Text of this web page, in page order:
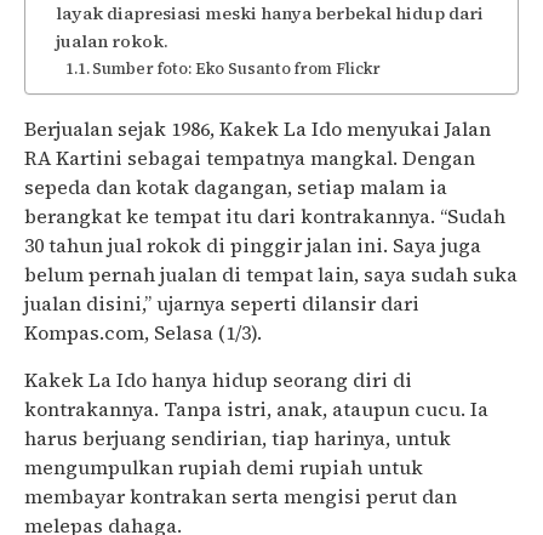
layak diapresiasi meski hanya berbekal hidup dari
jualan rokok.
Sumber foto: Eko Susanto from Flickr
Berjualan sejak 1986, Kakek La Ido menyukai Jalan
RA Kartini sebagai tempatnya mangkal. Dengan
sepeda dan kotak dagangan, setiap malam ia
berangkat ke tempat itu dari kontrakannya. “Sudah
30 tahun jual rokok di pinggir jalan ini. Saya juga
belum pernah jualan di tempat lain, saya sudah suka
jualan disini,” ujarnya seperti dilansir dari
Kompas.com, Selasa (1/3).
Kakek La Ido hanya hidup seorang diri di
kontrakannya. Tanpa istri, anak, ataupun cucu. Ia
harus berjuang sendirian, tiap harinya, untuk
mengumpulkan rupiah demi rupiah untuk
membayar kontrakan serta mengisi perut dan
melepas dahaga.